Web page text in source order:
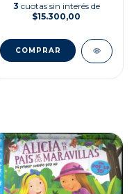
3 cuotas sin interés de
$15.300,00